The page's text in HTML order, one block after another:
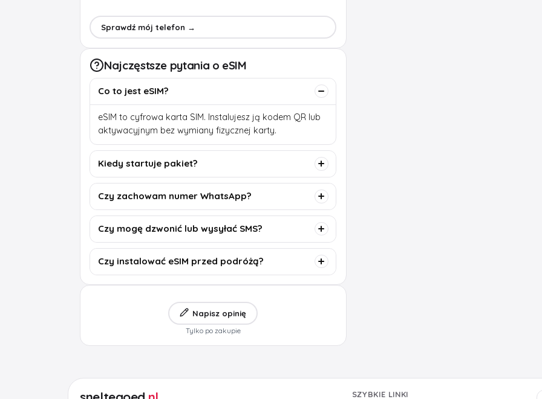
Sprawdź mój telefon →
Najczęstsze pytania o eSIM
Co to jest eSIM?
eSIM to cyfrowa karta SIM. Instalujesz ją kodem QR lub
aktywacyjnym bez wymiany fizycznej karty.
Kiedy startuje pakiet?
Czy zachowam numer WhatsApp?
Czy mogę dzwonić lub wysyłać SMS?
Czy instalować eSIM przed podróżą?
Napisz opinię
Tylko po zakupie
SZYBKIE LINKI